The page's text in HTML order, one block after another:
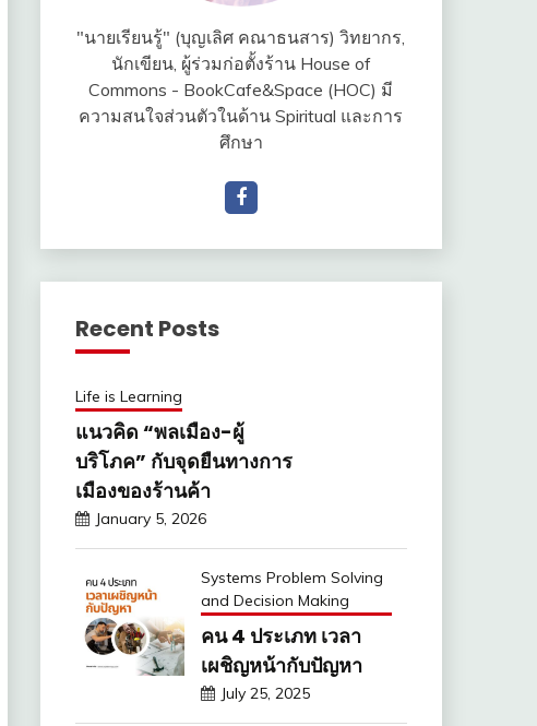
"นายเรียนรู้" (บุญเลิศ คณาธนสาร) วิทยากร,
นักเขียน, ผู้ร่วมก่อตั้งร้าน House of
Commons - BookCafe&Space (HOC) มี
ความสนใจส่วนตัวในด้าน Spiritual และการ
ศึกษา
Recent Posts
Life is Learning
แนวคิด “พลเมือง-ผู้
บริโภค” กับจุดยืนทางการ
เมืองของร้านค้า
January 5, 2026
Systems Problem Solving
and Decision Making
คน 4 ประเภท เวลา
เผชิญหน้ากับปัญหา
July 25, 2025